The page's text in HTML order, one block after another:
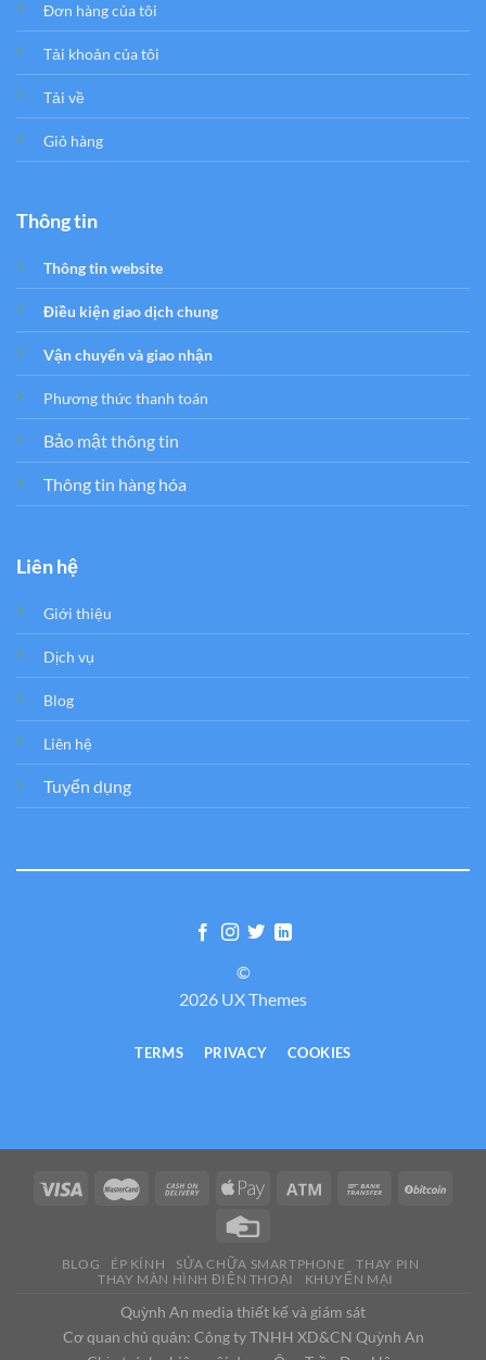
Đơn hàng của tôi
Tải khoản của tôi
Tải về
Giỏ hàng
Thông tin
Thông tin website
Điều kiện giao dịch chung
Vận chuyển và giao nhận
Phương thức thanh toán
Bảo mật thông tin
Thông tin hàng hóa
Liên hệ
Giới thiệu
Dịch vụ
Blog
Liên hệ
Tuyển dụng
©
2026 UX Themes
TERMS PRIVACY COOKIES
BLOG ÉP KÍNH SỬA CHỮA SMARTPHONE
THAY PIN
THAY MÀN HÌNH ĐIỆN THOẠI
KHUYẾN MẠI
Quỳnh An media thiết kế và giám sát
Cơ quan chủ quản: Công ty TNHH XD&CN Quỳnh An